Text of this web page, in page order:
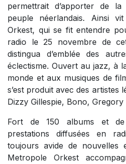
permettrait d’apporter de
peuple néerlandais. Ainsi
Orkest, qui se fit entendre
radio le 25 novembre de
distingua d’emblée des
éclectisme. Ouvert au jazz, à
monde et aux musiques de
s’est produit avec des artistes
Dizzy Gillespie, Bono,
Fort de 150 albums et de
prestations diffusées en
toujours avide de nouvelles
Metropole Orkest